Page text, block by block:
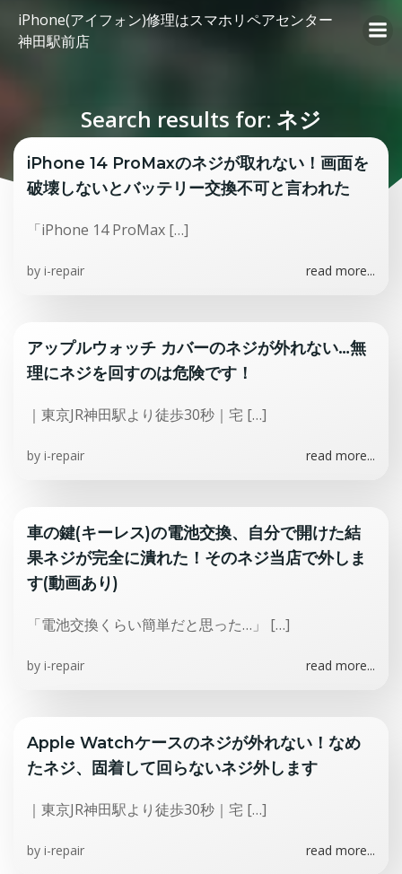
ン
へ
ス
キ
ッ
iPhone(アイフォン)修理はスマホリペアセンター
神田駅前店
Search results for: ネジ
iPhone 14 ProMaxのネジが取れない！画面を
破壊しないとバッテリー交換不可と言われた
「iPhone 14 ProMax […]
by i-repair read more...
アップルウォッチ カバーのネジが外れない…無
理にネジを回すのは危険です！
｜東京JR神田駅より徒歩30秒｜宅 […]
by i-repair read more...
車の鍵(キーレス)の電池交換、自分で開けた結
果ネジが完全に潰れた！そのネジ当店で外しま
す(動画あり)
「電池交換くらい簡単だと思った…」 […]
by i-repair read more...
Apple Watchケースのネジが外れない！なめ
たネジ、固着して回らないネジ外します
｜東京JR神田駅より徒歩30秒｜宅 […]
by i-repair read more...